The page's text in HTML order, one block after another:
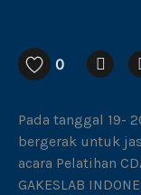
0
Pada tanggal 19-
bergerak untuk
acara Pelatihan
GAKESLAB